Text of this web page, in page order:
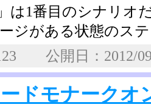
は1番目のシナリオ
ジがある状­態のス
公開日：
ドモナークオ